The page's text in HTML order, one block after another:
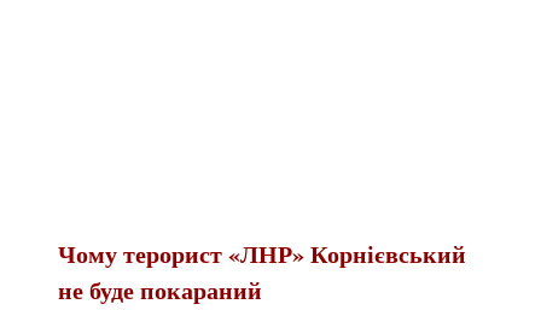
Чому терорист «ЛНР» Корнієвський
не буде покараний